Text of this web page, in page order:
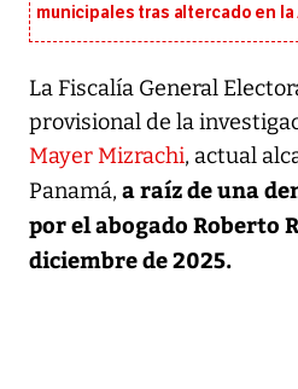
municipales tras altercado en la
La Fiscalía General
provisional de la
Mayer Mizrachi, actual
Panamá, a raíz de una
por el abogado Roberto
diciembre de 2025.